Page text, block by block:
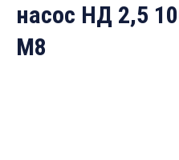
насос НД 2,5
М8